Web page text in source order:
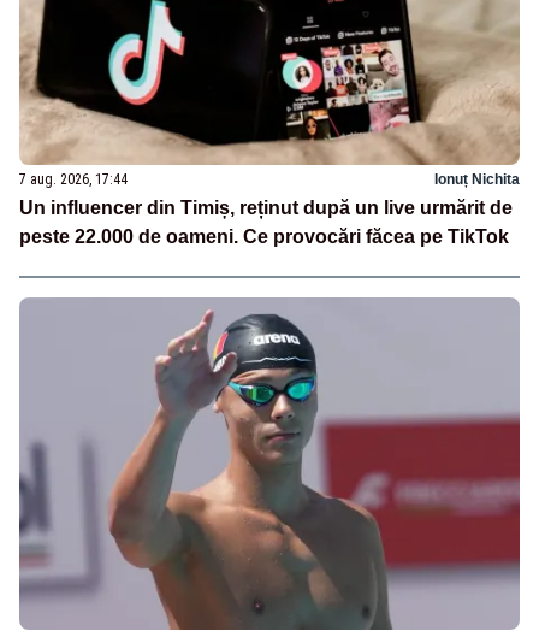
7 aug. 2026, 17:44 Ionuț Nichita
Un influencer din Timiș, reținut după un live urmărit de
peste 22.000 de oameni. Ce provocări făcea pe TikTok